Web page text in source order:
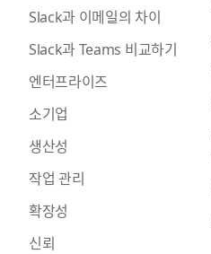
Slack과 이메일의 차이
Slack과 Teams 비교하기
엔터프라이즈
소기업
생산성
작업 관리
확장성
신뢰